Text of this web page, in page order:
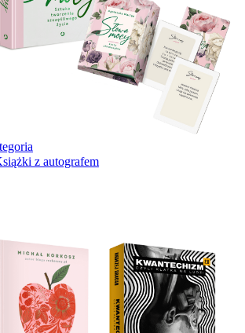
z autografem